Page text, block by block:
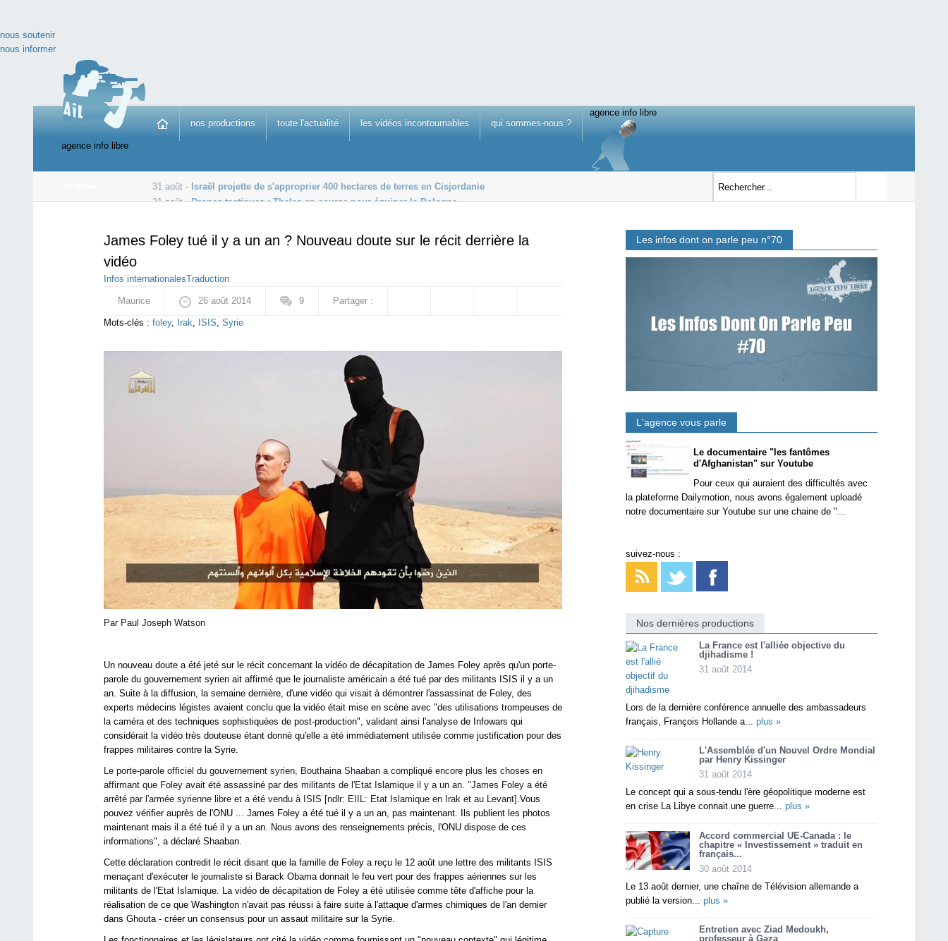
nous soutenir
nous informer
agence info libre
nos productions toute l'actualité les vidéos incontournables qui sommes-nous ?
agence info libre
31 août - Israël projette de s'approprier 400 hectares de terres en Cisjordanie
31 août -Drones tactiques : Thales en course pour équiper la Pologne
James Foley tué il y a un an ? Nouveau doute sur le récit derrière la
vidéo
Infos internationalesTraduction
Maurice 26 août 2014 9 Partager :
Mots-clés : foley, Irak, ISIS, Syrie
Par Paul Joseph Watson
Un nouveau doute a été jeté sur le récit concernant la vidéo de décapitation de James Foley après qu'un porte-
parole du gouvernement syrien ait affirmé que le journaliste américain a été tué par des militants ISIS il y a un
an. Suite à la diffusion, la semaine dernière, d'une vidéo qui visait à démontrer l'assassinat de Foley, des
experts médecins légistes avaient conclu que la vidéo était mise en scène avec "des utilisations trompeuses de
la caméra et des techniques sophistiquées de post-production", validant ainsi l'analyse de Infowars qui
considérait la vidéo très douteuse étant donné qu'elle a été immédiatement utilisée comme justification pour des
frappes militaires contre la Syrie.
Le porte-parole officiel du gouvernement syrien, Bouthaina Shaaban a compliqué encore plus les choses en
affirmant que Foley avait été assassiné par des militants de l'Etat Islamique il y a un an. "James Foley a été
arrêté par l'armée syrienne libre et a été vendu à ISIS [ndlr: EIIL: Etat Islamique en Irak et au Levant]. Vous
pouvez vérifier auprès de l'ONU ... James Foley a été tué il y a un an, pas maintenant. Ils publient les photos
maintenant mais il a été tué il y a un an. Nous avons des renseignements précis, l'ONU dispose de ces
informations", a déclaré Shaaban.
Cette déclaration contredit le récit disant que la famille de Foley a reçu le 12 août une lettre des militants ISIS
menaçant d'exécuter le journaliste si Barack Obama donnait le feu vert pour des frappes aériennes sur les
militants de l'Etat Islamique. La vidéo de décapitation de Foley a été utilisée comme tête d'affiche pour la
réalisation de ce que Washington n'avait pas réussi à faire suite à l'attaque d'armes chimiques de l'an dernier
dans Ghouta - créer un consensus pour un assaut militaire sur la Syrie.
Les infos dont on parle peu n°70
L'agence vous parle
Le documentaire "les fantômes
d'Afghanistan" sur Youtube
Pour ceux qui auraient des difficultés avec
la plateforme Dailymotion, nous avons également uploadé
notre documentaire sur Youtube sur une chaine de "...
suivez-nous :
Nos dernières productions
La France est l'alliée objective du
djihadisme !
31 août 2014
Lors de la dernière conférence annuelle des ambassadeurs
français, François Hollande a... plus »
L'Assemblée d'un Nouvel Ordre Mondial
par Henry Kissinger
31 août 2014
Le concept qui a sous-tendu l'ère géopolitique moderne est
en crise La Libye connait une guerre... plus »
Accord commercial UE-Canada : le
chapitre « Investissement » traduit en
français...
30 août 2014
Le 13 août dernier, une chaîne de Télévision allemande a
publié la version... plus »
Entretien avec Ziad Medoukh,
professeur à Gaza